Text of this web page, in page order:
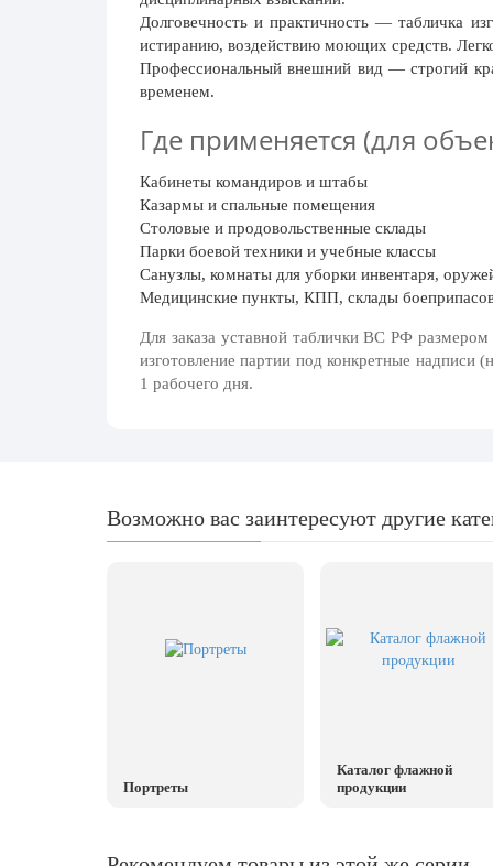
19 января, Крещение Господне
22 января, День дедушки
25 января, Татьянин день
14 февраля, День Святого Валентина
15 февраля, День памяти о
россиянах...
Масленица
23 февраля, День защитника
Отечества
8 марта, Международный женский
день
День геолога (первое воскресенье
18 апреля, Дни исторического и
Долговечность и практичность — табличка
истиранию, воздействию моющих средств.
Профессиональный внешний вид — строгий
временем.
Где применяется (для
Кабинеты командиров и штабы
Казармы и спальные помещения
Столовые и продовольственные склады
Парки боевой техники и учебные классы
Санузлы, комнаты для уборки инвентаря,
Медицинские пункты, КПП, склады
Для заказа уставной таблички ВС РФ
изготовление партии под конкретные
1 рабочего дня.
Возможно вас заинтересуют другие
Портреты
Каталог флажной
продукции